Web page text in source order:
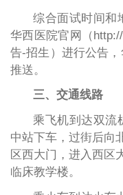
综合面试时间和
华西医院官网（
告-招生）进行公告
推送。
三、交通线路
乘飞机到达双流
中站下车，过街后向
区西大门，进入西区
临床教学楼。